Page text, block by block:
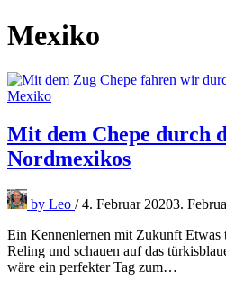
Mexiko
Mexiko
Mit dem Chepe durch
Nordmexikos
by Leo / 4. Februar 20203.
Ein Kennenlernen mit Zukunft Etwas
Reling und schauen auf das
wäre ein perfekter Tag zum…